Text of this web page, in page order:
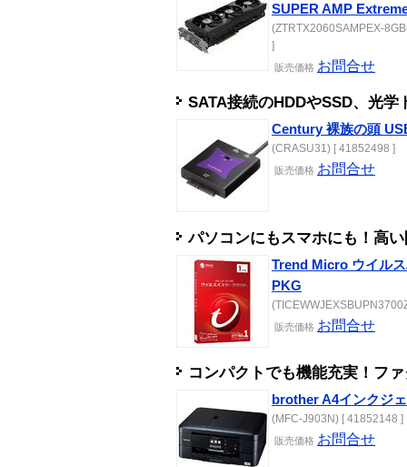
SUPER AMP
(ZTRTX2060SAMPEX-
]
販売価格 お問合せ
SATA接続のHDDやSSD、光
Century 裸族の頭
(CRASU31) [ 41852498 ]
販売価格 お問合せ
パソコンにもスマホにも！高
Trend Micro ウイル
PKG
販売価格 お問合せ
コンパクトでも機能充実！フ
brother A4インクジ
(MFC-J903N) [ 41852148 ]
販売価格 お問合せ